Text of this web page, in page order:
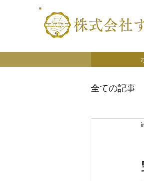
株式会社
全ての記事